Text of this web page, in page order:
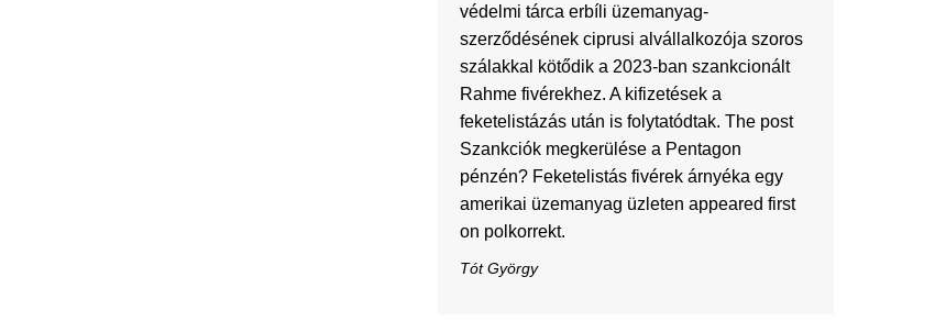
védelmi tárca erbíli üzemanyag-
szerződésének ciprusi alvállalkozója szoros
szálakkal kötődik a 2023-ban szankcionált
Rahme fivérekhez. A kifizetések a
feketelistázás után is folytatódtak. The post
Szankciók megkerülése a Pentagon
pénzén? Feketelistás fivérek árnyéka egy
amerikai üzemanyag üzleten appeared first
on polkorrekt.
Tót György